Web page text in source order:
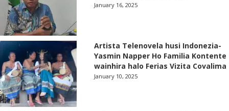
January 16, 2025
Artista Telenovela husi Indonezia-
Yasmin Napper Ho Familia Kontente
wainhira halo Ferias Vizita Covalima
January 10, 2025